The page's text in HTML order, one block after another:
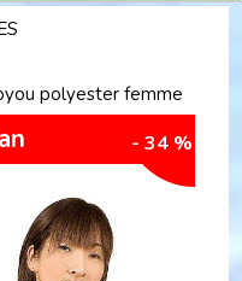
polyester femme
- 34 %